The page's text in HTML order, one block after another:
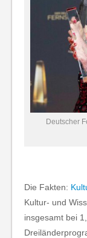
Deutscher
Die Fakten:
Kultur- und
insgesamt bei